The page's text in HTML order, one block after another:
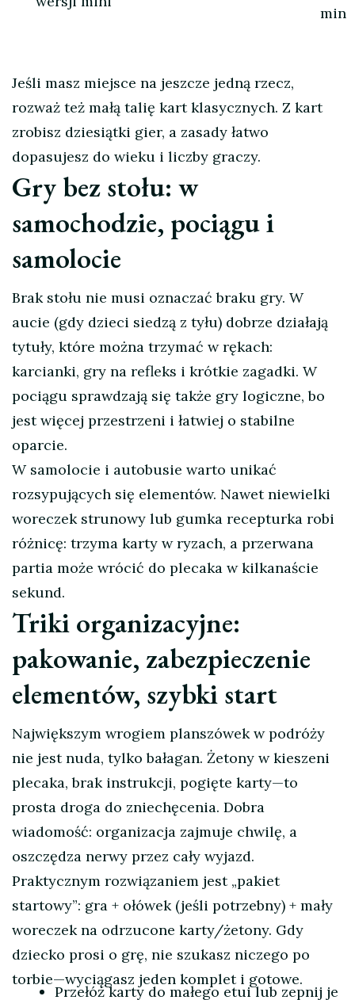
min
Jeśli masz miejsce na jeszcze jedną rzecz,
rozważ też małą talię kart klasycznych. Z kart
zrobisz dziesiątki gier, a zasady łatwo
dopasujesz do wieku i liczby graczy.
Gry bez stołu: w
samochodzie, pociągu i
samolocie
Brak stołu nie musi oznaczać braku gry. W
aucie (gdy dzieci siedzą z tyłu) dobrze działają
tytuły, które można trzymać w rękach:
karcianki, gry na refleks i krótkie zagadki. W
pociągu sprawdzają się także gry logiczne, bo
jest więcej przestrzeni i łatwiej o stabilne
oparcie.
W samolocie i autobusie warto unikać
rozsypujących się elementów. Nawet niewielki
woreczek strunowy lub gumka recepturka robi
różnicę: trzyma karty w ryzach, a przerwana
partia może wrócić do plecaka w kilkanaście
sekund.
Triki organizacyjne:
pakowanie, zabezpieczenie
elementów, szybki start
Największym wrogiem planszówek w podróży
nie jest nuda, tylko bałagan. Żetony w kieszeni
plecaka, brak instrukcji, pogięte karty—to
prosta droga do zniechęcenia. Dobra
wiadomość: organizacja zajmuje chwilę, a
oszczędza nerwy przez cały wyjazd.
Praktycznym rozwiązaniem jest „pakiet
startowy”: gra + ołówek (jeśli potrzebny) + mały
woreczek na odrzucone karty/żetony. Gdy
dziecko prosi o grę, nie szukasz niczego po
torbie—wyciągasz jeden komplet i gotowe.
Przełóż karty do małego etui lub zepnij je